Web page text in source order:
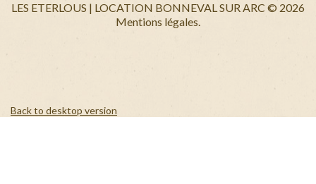
LES ETERLOUS | LOCATION BONNEVAL SUR ARC © 2026
Mentions légales.
Back to desktop version